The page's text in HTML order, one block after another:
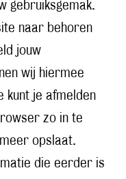
gebruiksgemak.
naar behoren
jouw
wij hiermee
kunt je afmelden
zo in te
opslaat.
die eerder is